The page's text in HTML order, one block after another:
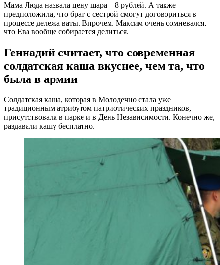
Мама Люда назвала цену шара – 8 рублей. А также
предположила, что брат с сестрой смогут договориться в
процессе дележа ваты. Впрочем, Максим очень сомневался,
что Ева вообще собирается делиться.
Геннадий считает, что современная
солдатская каша вкуснее, чем та, что
была в армии
Солдатская каша, которая в Молодечно стала уже
традиционным атрибутом патриотических праздников,
присутствовала в парке и в День Независимости. Конечно же,
раздавали кашу бесплатно.